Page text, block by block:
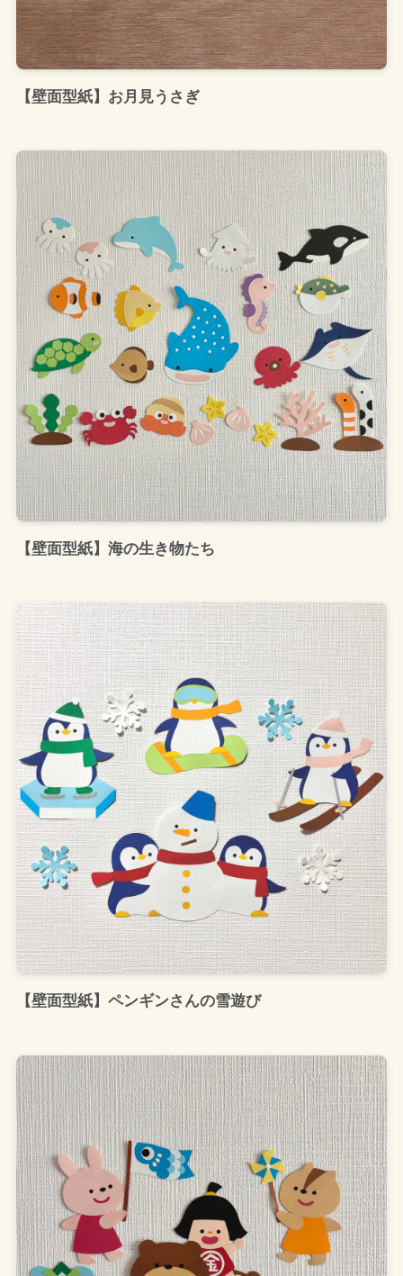
【壁面型紙】お月見うさぎ
【壁面型紙】海の生き物たち
【壁面型紙】ペンギンさんの雪遊び